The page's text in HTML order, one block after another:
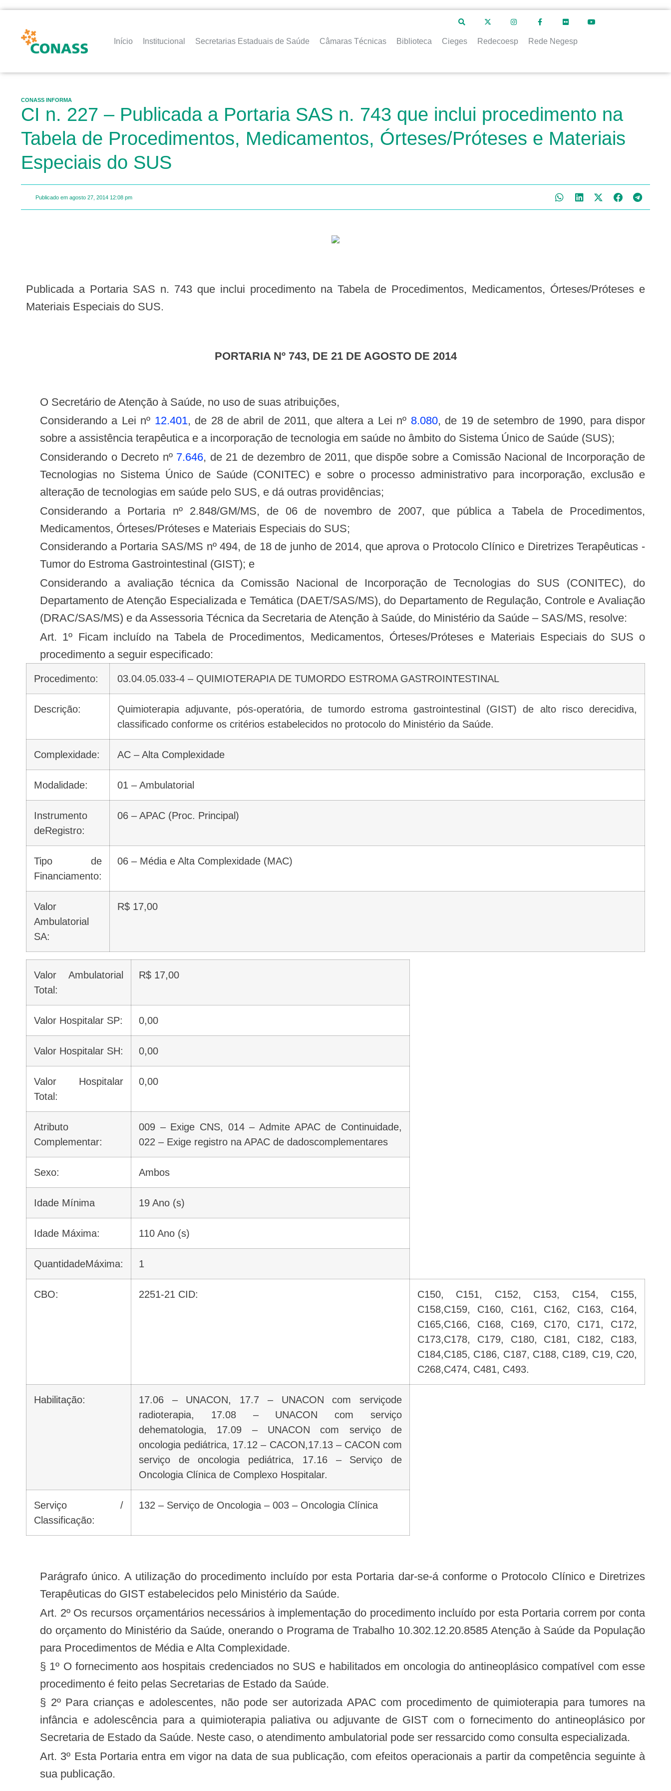
Início Institucional Secretarias Estaduais de Saúde Câmaras Técnicas Biblioteca Cieges Redecoesp Rede Negesp
CONASS INFORMA
CI n. 227 – Publicada a Portaria SAS n. 743 que inclui procedimento na
Tabela de Procedimentos, Medicamentos, Órteses/Próteses e Materiais
Especiais do SUS
Publicado em agosto 27, 2014 12:08 pm
Publicada a Portaria SAS n. 743 que inclui procedimento na Tabela de Procedimentos, Medicamentos, Órteses/Próteses e
Materiais Especiais do SUS.
PORTARIA Nº 743, DE 21 DE AGOSTO DE 2014
O Secretário de Atenção à Saúde, no uso de suas atribuições,
Considerando a Lei nº 12.401, de 28 de abril de 2011, que altera a Lei nº 8.080, de 19 de setembro de 1990, para dispor
sobre a assistência terapêutica e a incorporação de tecnologia em saúde no âmbito do Sistema Único de Saúde (SUS);
Considerando o Decreto nº 7.646, de 21 de dezembro de 2011, que dispõe sobre a Comissão Nacional de Incorporação de
Tecnologias no Sistema Único de Saúde (CONITEC) e sobre o processo administrativo para incorporação, exclusão e
alteração de tecnologias em saúde pelo SUS, e dá outras providências;
Considerando a Portaria nº 2.848/GM/MS, de 06 de novembro de 2007, que pública a Tabela de Procedimentos,
Medicamentos, Órteses/Próteses e Materiais Especiais do SUS;
Considerando a Portaria SAS/MS nº 494, de 18 de junho de 2014, que aprova o Protocolo Clínico e Diretrizes Terapêuticas -
Tumor do Estroma Gastrointestinal (GIST); e
Considerando a avaliação técnica da Comissão Nacional de Incorporação de Tecnologias do SUS (CONITEC), do
Departamento de Atenção Especializada e Temática (DAET/SAS/MS), do Departamento de Regulação, Controle e Avaliação
(DRAC/SAS/MS) e da Assessoria Técnica da Secretaria de Atenção à Saúde, do Ministério da Saúde – SAS/MS, resolve:
Art. 1º Ficam incluído na Tabela de Procedimentos, Medicamentos, Órteses/Próteses e Materiais Especiais do SUS o
procedimento a seguir especificado:
Procedimento: 03.04.05.033-4 – QUIMIOTERAPIA DE TUMORDO ESTROMA GASTROINTESTINAL
Descrição:
Quimioterapia adjuvante, pós-operatória, de tumordo estroma gastrointestinal (GIST) de alto risco derecidiva,
classificado conforme os critérios estabelecidos no protocolo do Ministério da Saúde.
Complexidade: AC – Alta Complexidade
Modalidade: 01 – Ambulatorial
Instrumento
deRegistro:
06 – APAC (Proc. Principal)
Tipo de
Financiamento:
06 – Média e Alta Complexidade (MAC)
Valor
Ambulatorial
SA:
R$ 17,00
Valor Ambulatorial
Total:
R$ 17,00
Valor Hospitalar SP: 0,00
Valor Hospitalar SH: 0,00
Valor Hospitalar
Total:
0,00
Atributo
Complementar:
009 – Exige CNS, 014 – Admite APAC de Continuidade,
022 – Exige registro na APAC de dadoscomplementares
Sexo: Ambos
Idade Mínima 19 Ano (s)
Idade Máxima: 110 Ano (s)
QuantidadeMáxima: 1
CBO: 2251-21 CID:
C150, C151, C152, C153, C154, C155,
C158,C159, C160, C161, C162, C163, C164,
C165,C166, C168, C169, C170, C171, C172,
C173,C178, C179, C180, C181, C182, C183,
C184,C185, C186, C187, C188, C189, C19, C20,
C268,C474, C481, C493.
Habilitação:
17.06 – UNACON, 17.7 – UNACON com serviçode
radioterapia, 17.08 – UNACON com serviço
dehematologia, 17.09 – UNACON com serviço de
oncologia pediátrica, 17.12 – CACON,17.13 – CACON com
serviço de oncologia pediátrica, 17.16 – Serviço de
Oncologia Clínica de Complexo Hospitalar.
Serviço /
Classificação:
132 – Serviço de Oncologia – 003 – Oncologia Clínica
Parágrafo único. A utilização do procedimento incluído por esta Portaria dar-se-á conforme o Protocolo Clínico e Diretrizes
Terapêuticas do GIST estabelecidos pelo Ministério da Saúde.
Art. 2º Os recursos orçamentários necessários à implementação do procedimento incluído por esta Portaria correm por conta
do orçamento do Ministério da Saúde, onerando o Programa de Trabalho 10.302.12.20.8585 Atenção à Saúde da População
para Procedimentos de Média e Alta Complexidade.
§ 1º O fornecimento aos hospitais credenciados no SUS e habilitados em oncologia do antineoplásico compatível com esse
procedimento é feito pelas Secretarias de Estado da Saúde.
§ 2º Para crianças e adolescentes, não pode ser autorizada APAC com procedimento de quimioterapia para tumores na
infância e adolescência para a quimioterapia paliativa ou adjuvante de GIST com o fornecimento do antineoplásico por
Secretaria de Estado da Saúde. Neste caso, o atendimento ambulatorial pode ser ressarcido como consulta especializada.
Art. 3º Esta Portaria entra em vigor na data de sua publicação, com efeitos operacionais a partir da competência seguinte à
sua publicação.